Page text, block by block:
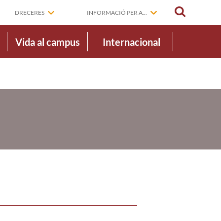
DRECERES INFORMACIÓ PER A...
Vida al campus Internacional